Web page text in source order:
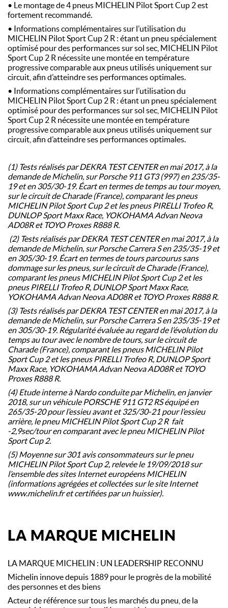
• Le montage de 4 pneus MICHELIN Pilot Sport Cup 2 est
fortement recommandé.
• Informations complémentaires sur l’utilisation du
MICHELIN Pilot Sport Cup 2 R : étant un pneu spécialement
optimisé pour des performances sur sol sec, MICHELIN Pilot
Sport Cup 2 R nécessite une montée en température
progressive comparable aux pneus utilisés uniquement sur
circuit, afin d’atteindre ses performances optimales.
• Informations complémentaires sur l’utilisation du
MICHELIN Pilot Sport Cup 2 R : étant un pneu spécialement
optimisé pour des performances sur sol sec, MICHELIN Pilot
Sport Cup 2 R nécessite une montée en température
progressive comparable aux pneus utilisés uniquement sur
circuit, afin d’atteindre ses performances optimales.
(1) Tests réalisés par DEKRA TEST CENTER en mai 2017, à la
demande de Michelin, sur Porsche 911 GT3 (997) en 235/35-
19 et en 305/30-19. Écart en termes de temps au tour moyen,
sur le circuit de Charade (France), comparant les pneus
MICHELIN Pilot Sport Cup 2 et les pneus PIRELLI Trofeo R,
DUNLOP Sport Maxx Race, YOKOHAMA Advan Neova
AD08R et TOYO Proxes R888 R.
(2) Tests réalisés par DEKRA TEST CENTER en mai 2017, à la
demande de Michelin, sur Porsche Carrera S en 235/35-19 et
en 305/30-19. Écart en termes de tours parcourus sans
dommage sur les pneus, sur le circuit de Charade (France),
comparant les pneus MICHELIN Pilot Sport Cup 2 et les
pneus PIRELLI Trofeo R, DUNLOP Sport Maxx Race,
YOKOHAMA Advan Neova AD08R et TOYO Proxes R888 R.
(3) Tests réalisés par DEKRA TEST CENTER en mai 2017, à la
demande de Michelin, sur Porsche Carrera S en 235/35-19 et
en 305/30-19. Régularité évaluée au regard de l’évolution du
temps au tour avec le nombre de tours, sur le circuit de
Charade (France), comparant les pneus MICHELIN Pilot
Sport Cup 2 et les pneus PIRELLI Trofeo R, DUNLOP Sport
Maxx Race, YOKOHAMA Advan Neova AD08R et TOYO
Proxes R888 R.
(4) Etude interne à Nardo conduite par Michelin, en janvier
2018, sur un véhicule PORSCHE 911 GT2 RS équipé en
265/35-20 pour l’essieu avant et 325/30-21 pour l’essieu
arrière, le pneu MICHELIN Pilot Sport Cup 2 R fait
-2,9sec/tour en comparant avec le pneu MICHELIN Pilot
Sport Cup 2.​
(5) Moyenne sur 301 avis consommateurs sur le pneu
MICHELIN Pilot Sport Cup 2, relevée le 19/09/2018 sur
l’ensemble des sites Internet européens MICHELIN
(informations agrégées et collectées sur le site Internet
www.michelin.fr et certifiées par un huissier).
LA MARQUE MICHELIN
LA MARQUE MICHELIN : UN LEADERSHIP RECONNU
Michelin innove depuis 1889 pour le progrès de la mobilité
des personnes et des biens
Acteur de référence sur tous les marchés du pneu, de la